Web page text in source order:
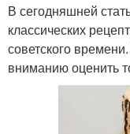
В сегодняшней
классических
советского
вниманию оценить